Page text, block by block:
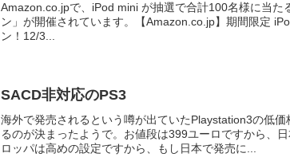
Amazon.co.jpで、iPod mini が抽選で合計100名様に当た
ン」が開催されています。【Amazon.co.jp】期間限定
ン！12/3...
SACD非対応のPS3
海外で発売されるという噂が出ていたPlaystation3の低
るのが決まったようで。お値段は399ユーロですから、
ロッパは高めの設定ですから、もし日本で発売に...